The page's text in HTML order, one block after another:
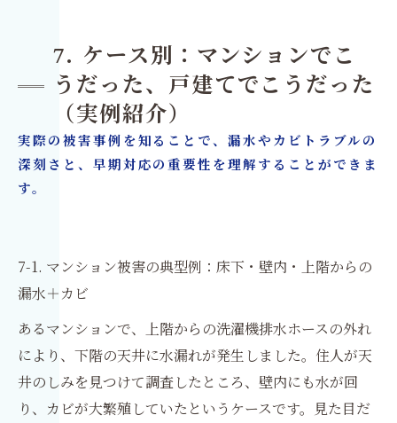
7. ケース別：マンションでこ
うだった、戸建てでこうだった
（実例紹介）
実際の被害事例を知ることで、漏水やカビトラブルの
深刻さと、早期対応の重要性を理解することができま
す。
7-1. マンション被害の典型例：床下・壁内・上階からの
漏水＋カビ
あるマンションで、上階からの洗濯機排水ホースの外れ
により、下階の天井に水漏れが発生しました。住人が天
井のしみを見つけて調査したところ、壁内にも水が回
り、カビが大繁殖していたというケースです。見た目だ